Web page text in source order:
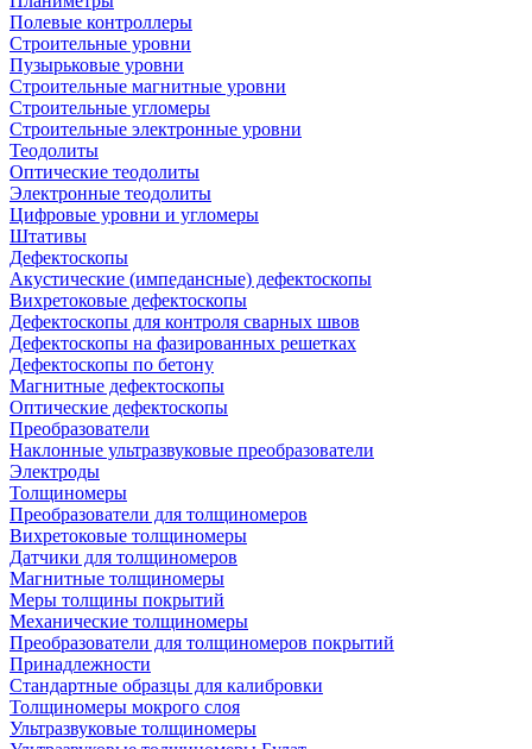
Полевые контроллеры
Строительные уровни
Пузырьковые уровни
Строительные магнитные уровни
Строительные угломеры
Строительные электронные уровни
Теодолиты
Оптические теодолиты
Электронные теодолиты
Цифровые уровни и угломеры
Штативы
Дефектоскопы
Акустические (импедансные) дефектоскопы
Вихретоковые дефектоскопы
Дефектоскопы для контроля сварных швов
Дефектоскопы на фазированных решетках
Дефектоскопы по бетону
Магнитные дефектоскопы
Оптические дефектоскопы
Преобразователи
Наклонные ультразвуковые преобразователи
Электроды
Толщиномеры
Преобразователи для толщиномеров
Вихретоковые толщиномеры
Датчики для толщиномеров
Магнитные толщиномеры
Меры толщины покрытий
Механические толщиномеры
Преобразователи для толщиномеров покрытий
Принадлежности
Стандартные образцы для калибровки
Толщиномеры мокрого слоя
Ультразвуковые толщиномеры